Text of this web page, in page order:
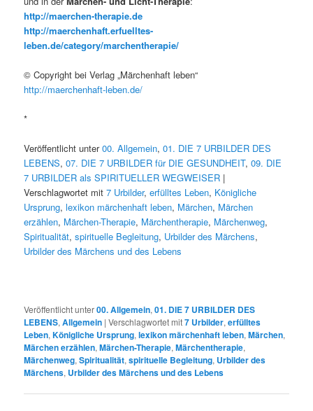
http://maerchen-therapie.de
http://maerchenhaft.erfuelltes-
leben.de/category/marchentherapie/
© Copyright bei Verlag „Märchenhaft leben“
http://maerchenhaft-leben.de/
*
Veröffentlicht unter00. Allgemein,01. DIE 7 URBILDER DES
LEBENS,07. DIE 7 URBILDER für DIE GESUNDHEIT,09. DIE
7 URBILDER als SPIRITUELLER WEGWEISER |
Verschlagwortet mit7 Urbilder,erfülltes Leben, Königliche
Ursprung,lexikon märchenhaft leben, Märchen, Märchen
erzählen, Märchen-Therapie, Märchentherapie, Märchenweg,
Spiritualität,spirituelle Begleitung, Urbilder des Märchens,
Urbilder des Märchens und des Lebens
Veröffentlicht unter00. Allgemein,01. DIE 7 URBILDER DES
LEBENS,Allgemein |Verschlagwortet mit7 Urbilder,erfülltes
Leben,Königliche Ursprung,lexikon märchenhaft leben,Märchen,
Märchen erzählen,Märchen-Therapie,Märchentherapie,
Märchenweg,Spiritualität,spirituelle Begleitung, Urbilder des
Märchens, Urbilder des Märchens und des Lebens